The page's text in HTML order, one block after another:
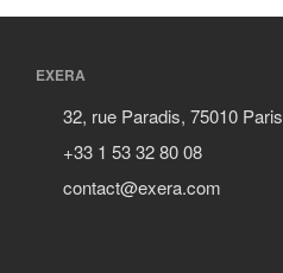
EXERA
32, rue Paradis, 75010 Paris
+33 1 53 32 80 08
contact@exera.com